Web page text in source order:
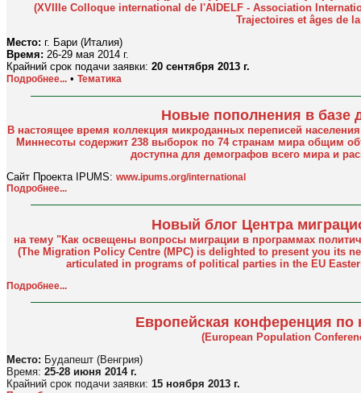
(XVIIIe Colloque international de l'AIDELF - Association
Trajectoires et âges de
Место: г. Бари (Италия)
Время: 26-29 мая 2014 г.
Крайний срок подачи заявки: 20 сентября 2013 г.
Подробнее... • Тематика
Новые пополнения в базе
В настоящее время коллекция микроданных переписей
Миннесоты содержит 238 выборок по 74 странам мира общим
доступна для демографов всего мира и
Сайт Проекта IPUMS: www.ipums.org/international
Подробнее...
Новый блог Центра
на тему "Как освещены вопросы миграции в программах
(The Migration Policy Centre (MPC) is delighted to present you its
articulated in programs of political parties in the EU
Подробнее...
Европейская конференция по
(European Population
Место: Будапешт (Венгрия)
Время: 25-28 июня 2014 г.
Крайний срок подачи заявки: 15 ноября 2013 г.